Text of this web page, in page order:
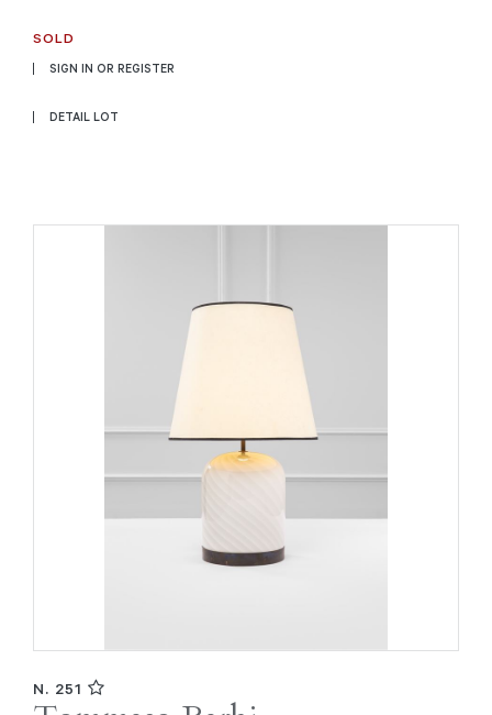
SOLD
SIGN IN OR REGISTER
DETAIL LOT
N. 251